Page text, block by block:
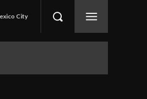
City